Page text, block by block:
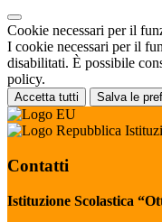
Cookie necessari per il
I cookie necessari per il
disabilitati. È possibile
policy.
Accetta tutti Salva le
Contatti
Istituzione Scolastica